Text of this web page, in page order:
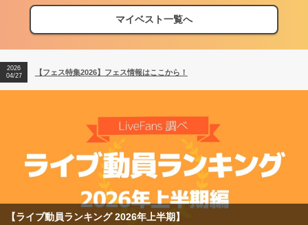
マイベスト一覧へ
【フェス特集2026】フェス情報はここから！
【ライブ動員ランキング】2026年上半期編発表！
2026
04/27
【フェス特集2026】フェス情報はここから！
2026
【ライブ動員ランキング 2026年上半期】